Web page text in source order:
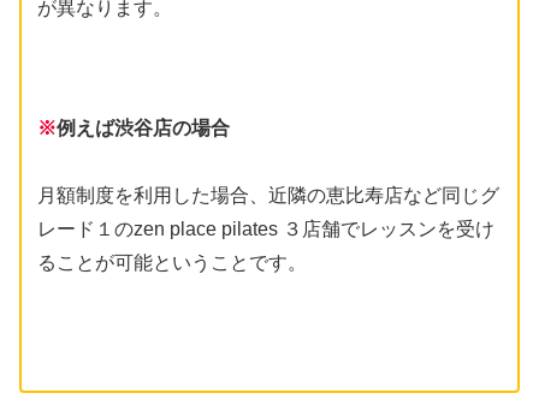
が異なります。
※例えば渋谷店の場合
月額制度を利用した場合、近隣の恵比寿店など同じグ
レード１のzen place pilates ３店舗でレッスンを受け
ることが可能ということです。